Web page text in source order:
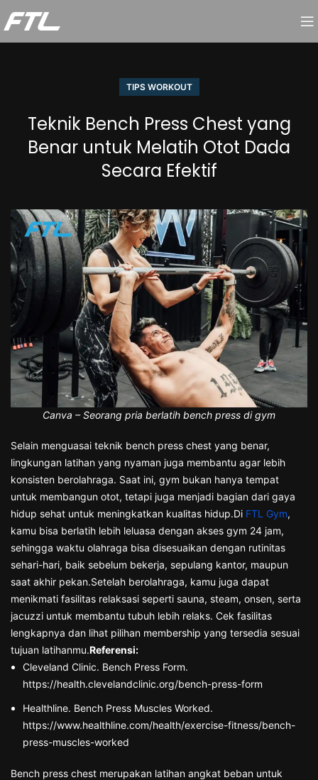
TIPS WORKOUT
Teknik Bench Press Chest yang
Benar untuk Melatih Otot Dada
Secara Efektif
Canva – Seorang pria berlatih bench press di gym
Selain menguasai teknik bench press chest yang benar,
lingkungan latihan yang nyaman juga membantu agar lebih
konsisten berolahraga. Saat ini, gym bukan hanya tempat
untuk membangun otot, tetapi juga menjadi bagian dari gaya
hidup sehat untuk meningkatkan kualitas hidup.Di FTL Gym,
kamu bisa berlatih lebih leluasa dengan akses gym 24 jam,
sehingga waktu olahraga bisa disesuaikan dengan rutinitas
sehari-hari, baik sebelum bekerja, sepulang kantor, maupun
saat akhir pekan.Setelah berolahraga, kamu juga dapat
menikmati fasilitas relaksasi seperti sauna, steam, onsen, serta
jacuzzi untuk membantu tubuh lebih relaks. Cek fasilitas
lengkapnya dan lihat pilihan membership yang tersedia sesuai
tujuan latihanmu.Referensi:
Cleveland Clinic. Bench Press Form.
https://health.clevelandclinic.org/bench-press-form
Healthline. Bench Press Muscles Worked.
https://www.healthline.com/health/exercise-fitness/bench-
press-muscles-worked
Bench press chest merupakan latihan angkat beban untuk